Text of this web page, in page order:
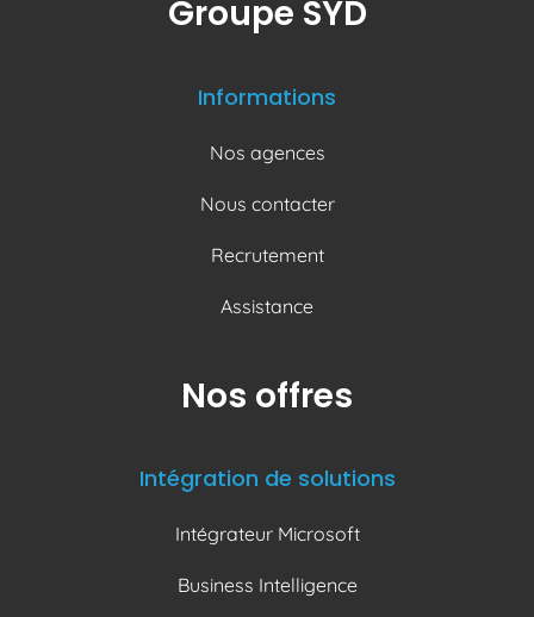
Groupe SYD
Informations
Nos agences
Nous contacter
Recrutement
Assistance
Nos offres
Intégration de solutions
Intégrateur Microsoft
Business Intelligence